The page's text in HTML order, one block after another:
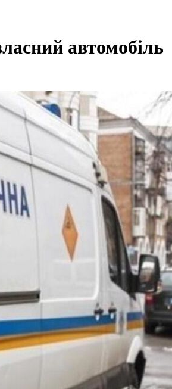
автомобіль